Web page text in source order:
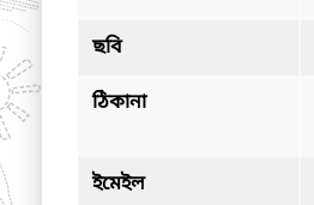
ছবি
ঠিকানা
ইমেইল